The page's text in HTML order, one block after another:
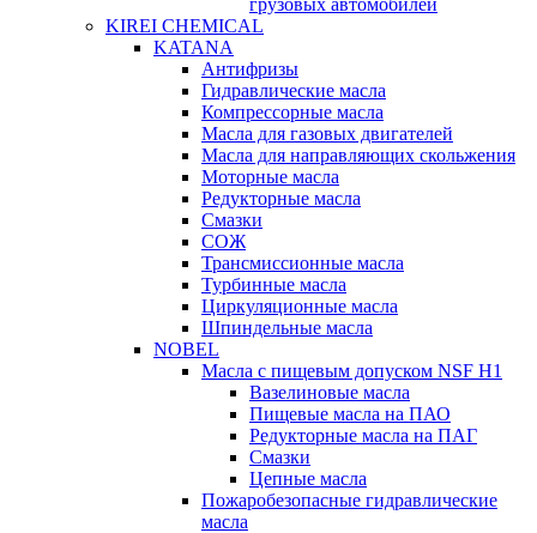
грузовых автомобилей
KIREI CHEMICAL
KATANA
Антифризы
Гидравлические масла
Компрессорные масла
Масла для газовых двигателей
Масла для направляющих скольжения
Моторные масла
Редукторные масла
Смазки
СОЖ
Трансмиссионные масла
Турбинные масла
Циркуляционные масла
Шпиндельные масла
NOBEL
Масла с пищевым допуском NSF H1
Вазелиновые масла
Пищевые масла на ПАО
Редукторные масла на ПАГ
Смазки
Цепные масла
Пожаробезопасные гидравлические
масла